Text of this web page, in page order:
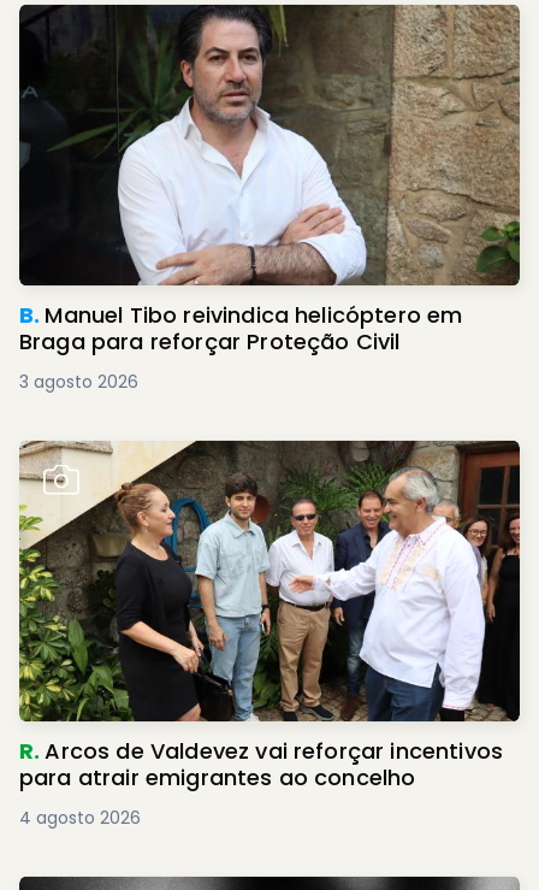
B. Manuel Tibo reivindica helicóptero em
Braga para reforçar Proteção Civil
3 agosto 2026
R.Arcos de Valdevez vai reforçar incentivos
para atrair emigrantes ao concelho
4 agosto 2026